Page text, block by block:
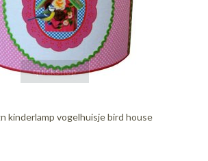
quickshop
kinderlamp vogelhuisje bird house